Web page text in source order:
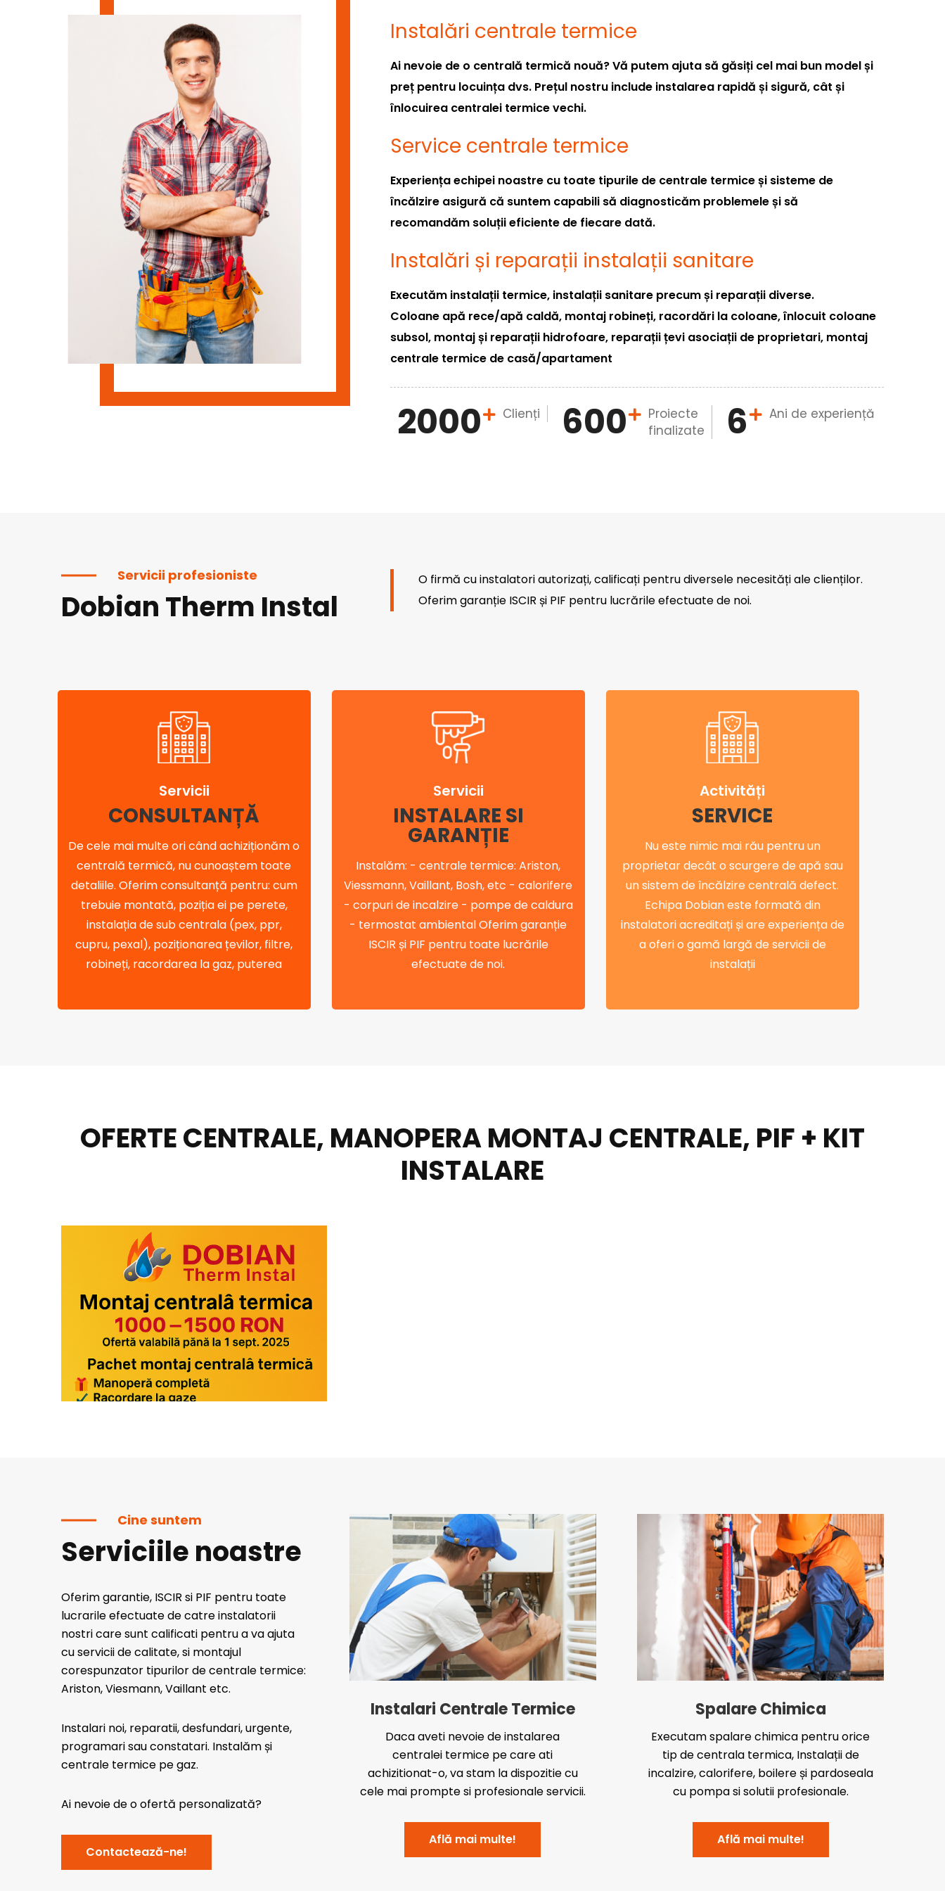
Instalări centrale termice
Ai nevoie de o centrală termică nouă? Vă putem ajuta să găsiți cel mai bun model și
preț pentru locuința dvs. Prețul nostru include instalarea rapidă și sigură, cât și
înlocuirea centralei termice vechi.
Service centrale termice
Experiența echipei noastre cu toate tipurile de centrale termice și sisteme de
încălzire asigură că suntem capabili să diagnosticăm problemele și să
recomandăm soluții eficiente de fiecare dată.
Instalări și reparații instalații sanitare
Executăm instalații termice, instalații sanitare precum și reparații diverse.
Coloane apă rece/apă caldă, montaj robineți, racordări la coloane, înlocuit coloane
subsol, montaj și reparații hidrofoare, reparații țevi asociații de proprietari, montaj
centrale termice de casă/apartament
2000 Clienți 600
Proiecte
finalizate
6 Ani de experiență
Servicii profesioniste
Dobian Therm Instal
O firmă cu instalatori autorizați, calificați pentru diversele necesități ale clienților.
Oferim garanție ISCIR și PIF pentru lucrările efectuate de noi.
Servicii
CONSULTANȚĂ
De cele mai multe ori când achiziționăm o
centrală termică, nu cunoaștem toate
detaliile. Oferim consultanță pentru: cum
trebuie montată, poziția ei pe perete,
instalația de sub centrala (pex, ppr,
cupru, pexal), poziționarea țevilor, filtre,
robineți, racordarea la gaz, puterea
Servicii
INSTALARE SI
GARANȚIE
Instalăm: - centrale termice: Ariston,
Viessmann, Vaillant, Bosh, etc - calorifere
- corpuri de incalzire - pompe de caldura
- termostat ambiental Oferim garanție
ISCIR și PIF pentru toate lucrările
efectuate de noi.
Activități
SERVICE
Nu este nimic mai rău pentru un
proprietar decât o scurgere de apă sau
un sistem de încălzire centrală defect.
Echipa Dobian este formată din
instalatori acreditați și are experiența de
a oferi o gamă largă de servicii de
instalații
OFERTE CENTRALE, MANOPERA MONTAJ CENTRALE, PIF + KIT
INSTALARE
Cine suntem
Serviciile noastre
Oferim garantie, ISCIR si PIF pentru toate
lucrarile efectuate de catre instalatorii
nostri care sunt calificati pentru a va ajuta
cu servicii de calitate, si montajul
corespunzator tipurilor de centrale termice:
Ariston, Viesmann, Vaillant etc.
Instalari noi, reparatii, desfundari, urgente,
programari sau constatari. Instalăm și
centrale termice pe gaz.
Ai nevoie de o ofertă personalizată?
Contactează-ne!
Instalari Centrale Termice
Daca aveti nevoie de instalarea
centralei termice pe care ati
achizitionat-o, va stam la dispozitie cu
cele mai prompte si profesionale servicii.
Află mai multe!
Spalare Chimica
Executam spalare chimica pentru orice
tip de centrala termica, Instalații de
incalzire, calorifere, boilere și pardoseala
cu pompa si solutii profesionale.
Află mai multe!